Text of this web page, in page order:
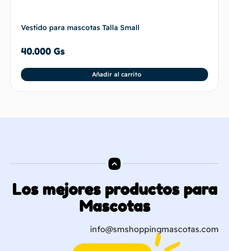
Vestido para mascotas Talla Small
40.000 Gs
Añadir al carrito
Los mejores productos para
Mascotas
info@smshoppingmascotas.com